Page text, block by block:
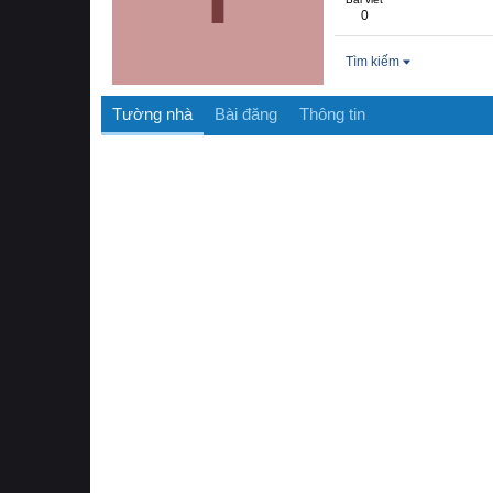
0
Tìm kiếm
Tường nhà Bài đăng Thông tin